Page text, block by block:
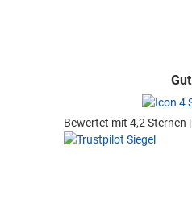
Gut
Bewertet mit 4,2 Sternen |